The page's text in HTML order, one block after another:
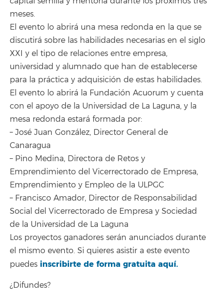
meses.
El evento lo abrirá una mesa redonda en la que se
discutirá sobre las habilidades necesarias en el siglo
XXI y el tipo de relaciones entre empresa,
universidad y alumnado que han de establecerse
para la práctica y adquisición de estas habilidades.
El evento lo abrirá la Fundación Acuorum y cuenta
con el apoyo de la Universidad de La Laguna, y la
mesa redonda estará formada por:
– José Juan González, Director General de
Canaragua
– Pino Medina, Directora de Retos y
Emprendimiento del Vicerrectorado de Empresa,
Emprendimiento y Empleo de la ULPGC
– Francisco Amador, Director de Responsabilidad
Social del Vicerrectorado de Empresa y Sociedad
de la Universidad de La Laguna
Los proyectos ganadores serán anunciados durante
el mismo evento. Si quieres asistir a este evento
puedes inscribirte de forma gratuita aquí.
¿Difundes?